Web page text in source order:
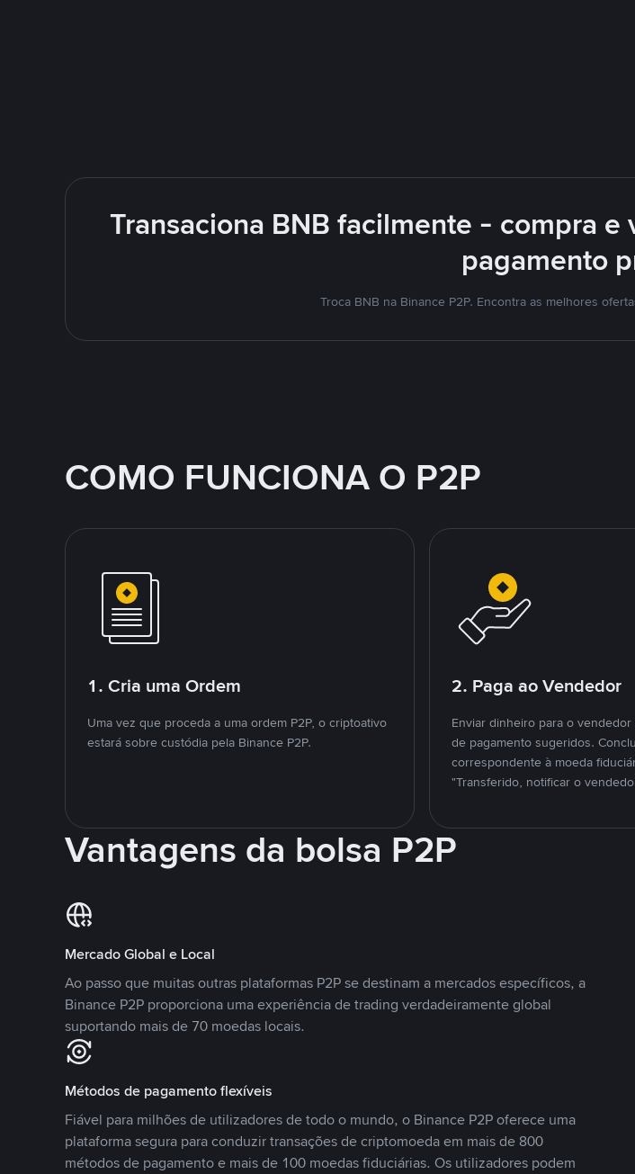
Transaciona BNB facilmente - compra
pagamento
Troca BNB na Binance P2P. Encontra as melhores
COMO FUNCIONA O P2P
1. Cria uma Ordem
Uma vez que proceda a uma ordem P2P, o criptoativo
estará sobre custódia pela Binance P2P.
2. Paga ao Vendedor
Enviar dinheiro para o
de pagamento sugeridos.
correspondente à moeda
"Transferido, notificar o
Vantagens da bolsa P2P
Mercado Global e Local
Ao passo que muitas outras plataformas P2P se destinam a mercados específicos, a
Binance P2P proporciona uma experiência de trading verdadeiramente global
suportando mais de 70 moedas locais.
Métodos de pagamento flexíveis
Fiável para milhões de utilizadores de todo o mundo, o Binance P2P oferece uma
plataforma segura para conduzir transações de criptomoeda em mais de 800
métodos de pagamento e mais de 100 moedas fiduciárias. Os utilizadores podem